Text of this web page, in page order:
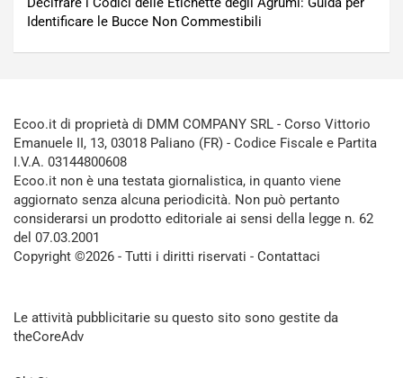
Identificare le Bucce Non Commestibili
Ecoo.it di proprietà di DMM COMPANY SRL - Corso Vittorio
Emanuele II, 13, 03018 Paliano (FR) - Codice Fiscale e Partita
I.V.A. 03144800608
Ecoo.it non è una testata giornalistica, in quanto viene
aggiornato senza alcuna periodicità. Non può pertanto
considerarsi un prodotto editoriale ai sensi della legge n. 62
del 07.03.2001
Copyright ©2026 - Tutti i diritti riservati - Contattaci
Le attività pubblicitarie su questo sito sono gestite da
theCoreAdv